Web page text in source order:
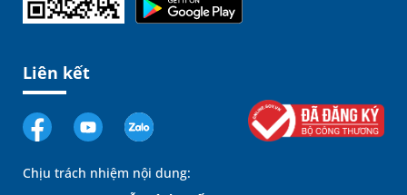
Liên kết
Chịu trách nhiệm nội dung: